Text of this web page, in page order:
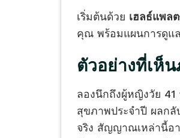
เริ่มต้นด้วย เฮลธ์แพล
คุณ พร้อมแผนการดูแ
ตัวอย่างที่เห็
ลองนึกถึงผู้หญิงวัย
สุขภาพประจำปี ผลกลั
จริง สัญญาณเหล่านี้อา